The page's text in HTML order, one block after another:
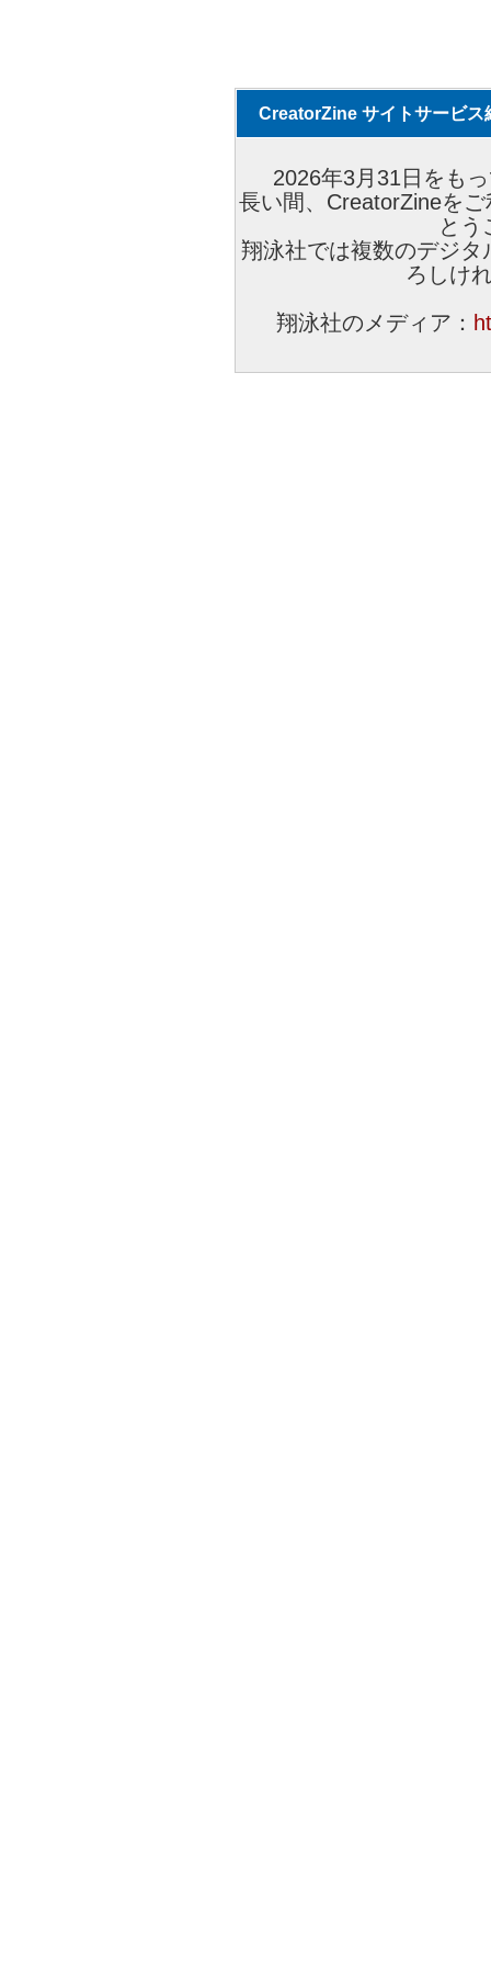
CreatorZine サイトサービス
2026年3月31日をも
長い間、CreatorZineを
とう
翔泳社では複数のデジ
ろしけ
翔泳社のメディア：